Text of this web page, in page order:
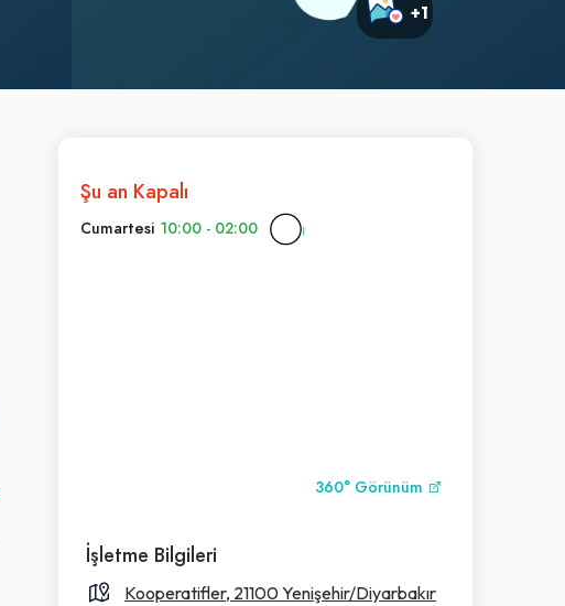
+1
Şu an Kapalı
Cumartesi 10:00 - 02:00
360° Görünüm
İşletme Bilgileri
Kooperatifler, 21100 Yenişehir/Diyarbakır